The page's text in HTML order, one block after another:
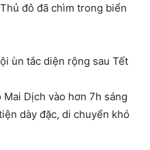
đô đã chìm trong biển
Dịch vào hơn 7h sáng
dày đặc, di chuyển khó